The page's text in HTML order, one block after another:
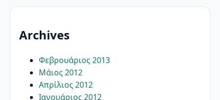
Archives
Φεβρουάριος 2013
Μάιος 2012
Απρίλιος 2012
Ιανουάριος 2012